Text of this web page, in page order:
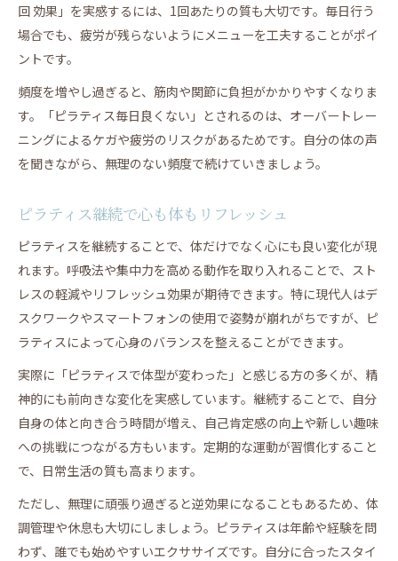
回 効果」を実感するには、1回あたりの質も大切です。毎日行う
場合でも、疲労が残らないようにメニューを工夫することがポイ
ントです。
頻度を増やし過ぎると、筋肉や関節に負担がかかりやすくなりま
す。「ピラティス毎日良くない」とされるのは、オーバートレー
ニングによるケガや疲労のリスクがあるためです。自分の体の声
を聞きながら、無理のない頻度で続けていきましょう。
ピラティス継続で心も体もリフレッシュ
ピラティスを継続することで、体だけでなく心にも良い変化が現
れます。呼吸法や集中力を高める動作を取り入れることで、スト
レスの軽減やリフレッシュ効果が期待できます。特に現代人はデ
スクワークやスマートフォンの使用で姿勢が崩れがちですが、ピ
ラティスによって心身のバランスを整えることができます。
実際に「ピラティスで体型が変わった」と感じる方の多くが、精
神的にも前向きな変化を実感しています。継続することで、自分
自身の体と向き合う時間が増え、自己肯定感の向上や新しい趣味
への挑戦につながる方もいます。定期的な運動が習慣化すること
で、日常生活の質も高まります。
ただし、無理に頑張り過ぎると逆効果になることもあるため、体
調管理や休息も大切にしましょう。ピラティスは年齢や経験を問
わず、誰でも始めやすいエクササイズです。自分に合ったスタイ